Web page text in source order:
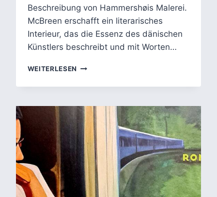
Beschreibung von Hammershøis Malerei.
McBreen erschafft ein literarisches
Interieur, das die Essenz des dänischen
Künstlers beschreibt und mit Worten…
WEITERLESEN JOAN
THE
OF
SILENCE
VILHELM
HAMMERSHØI
KUNST
ÜBER
KUNST